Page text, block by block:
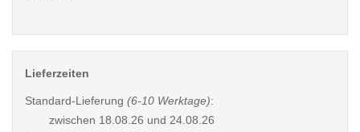
Lieferzeiten
Standard-Lieferung (6-10 Werktage):
zwischen 18.08.26 und 24.08.26